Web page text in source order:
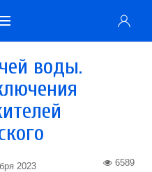
воды.
2023 6589